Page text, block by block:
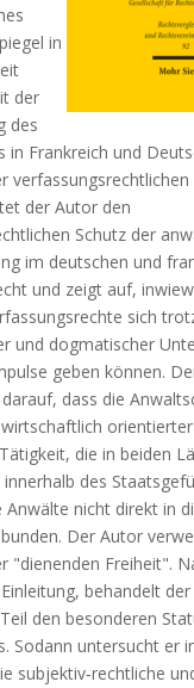
in
der
des
in Frankreich und
der Autor den
Schutz der
im deutschen und
und zeigt auf,
sich
und dogmatischer
geben können.
dass die
die in beiden
des
Anwälte nicht direkt in
Der Autor
"dienenden Freiheit".
behandelt
den besonderen
Sodann untersucht er
subjektiv‐rechtliche